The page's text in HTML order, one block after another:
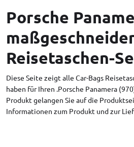
Porsche
Reisetaschen-
Diese Seite zeigt alle Car-Bags
haben für Ihren .Porsche Panamera
Produkt gelangen Sie auf die
Informationen zum Produkt und zur